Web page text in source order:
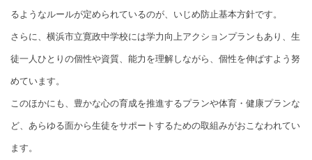
るようなルールが定められているのが、いじめ防止基本方針です。
さらに、横浜市立寛政中学校には学力向上アクションプランもあり、生
徒一人ひとりの個性や資質、能力を理解しながら、個性を伸ばすよう努
めています。
このほかにも、豊かな心の育成を推進するプランや体育・健康プランな
ど、あらゆる面から生徒をサポートするための取組みがおこなわれてい
ます。